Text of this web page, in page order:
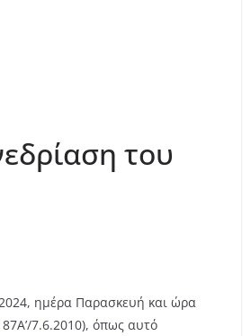
του
ημέρα Παρασκευή και ώρα
7.6.2010), όπως αυτό